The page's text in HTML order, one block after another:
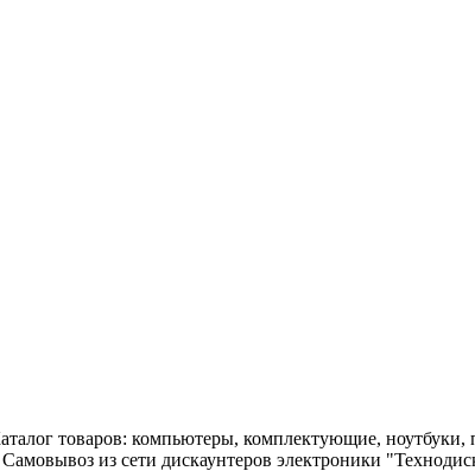
товаров: компьютеры, комплектующие,
из сети дискаунтеров электроники